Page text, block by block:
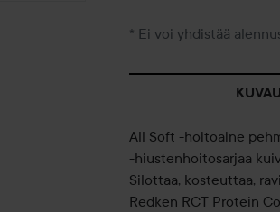
* Ei voi yhdistää
All Soft -hoitoaine
-hiustenhoitosarjaa
Silottaa, kosteuttaa,
Redken RCT Protein